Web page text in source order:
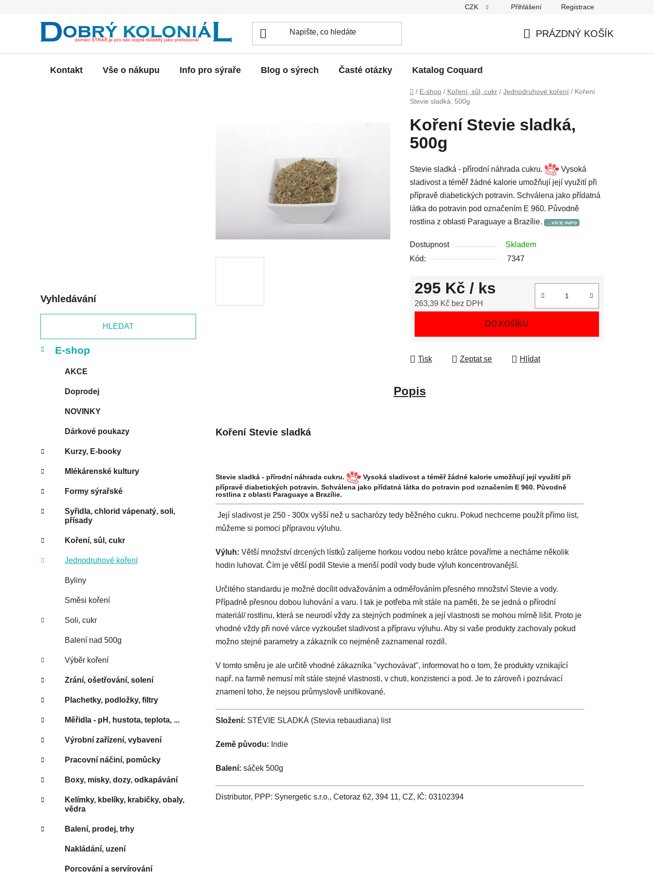
CZK Přihlášení Registrace
PRÁZDNÝ KOŠÍK
Kontakt Vše o nákupu Info pro sýraře Blog o sýrech Časté otázky Katalog Coquard
Domů
/ E-shop / Koření, sůl, cukr / Jednodruhové koření / Koření
Stevie sladká, 500g
Vyhledávání
HLEDAT
kategorie
K
a
E-shop
AKCE
Doprodej
NOVINKY
Dárkové poukazy
Kurzy, E-booky
Mlékárenské kultury
Formy sýrařské
Syřidla, chlorid vápenatý, soli,
přísady
Koření, sůl, cukr
Jednodruhové koření
Byliny
Směsi koření
Soli, cukr
Balení nad 500g
Výběr koření
Zrání, ošetřování, solení
Plachetky, podložky, filtry
Měřidla - pH, hustota, teplota, ...
Výrobní zařízení, vybavení
Pracovní náčiní, pomůcky
Boxy, misky, dozy, odkapávání
Kelímky, kbelíky, krabičky, obaly,
vědra
Balení, prodej, trhy
Nakládání, uzení
Porcování a servírování
Koření Stevie sladká,
500g
Stevie sladká - přírodní náhrada cukru.
Vysoká
sladivost a téměř žádné kalorie umožňují její využití při
přípravě diabetických potravin. Schválena jako přídatná
látka do potravin pod označením E 960. Původně
rostlina z oblasti Paraguaye a Brazílie.
Dostupnost
Skladem
Kód:
7347
295 Kč / ks
263,39 Kč bez DPH
DO KOŠÍKU
Tisk Zeptat se Hlídat
Popis
Koření Stevie sladká
Stevie sladká - přírodní náhrada cukru.
Vysoká sladivost a téměř žádné kalorie umožňují její využití při
přípravě diabetických potravin. Schválena jako přídatná látka do potravin pod označením E 960. Původně
rostlina z oblasti Paraguaye a Brazílie.
Její sladivost je 250 - 300x vyšší než u sacharózy tedy běžného cukru. Pokud nechceme použít přímo list,
můžeme si pomoci přípravou výluhu.
Výluh: Větší množství drcených lístků zalijeme horkou vodou nebo krátce povaříme a necháme několik
hodin luhovat. Čím je větší podíl Stevie a menší podíl vody bude výluh koncentrovanější.
Určitého standardu je možné docílit odvažováním a odměřováním přesného množství Stevie a vody.
Případně přesnou dobou luhování a varu. I tak je potřeba mít stále na paměti, že se jedná o přírodní
materiál/ rostlinu, která se neurodí vždy za stejných podmínek a její vlastnosti se mohou mírně lišit. Proto je
vhodné vždy při nové várce vyzkoušet sladivost a přípravu výluhu. Aby si vaše produkty zachovaly pokud
možno stejné parametry a zákazník co nejméně zaznamenal rozdíl.
V tomto směru je ale určitě vhodné zákazníka "vychovávat", informovat ho o tom, že produkty vznikající
např. na farmě nemusí mít stále stejné vlastnosti, v chuti, konzistenci a pod. Je to zároveň i poznávací
znamení toho, že nejsou průmyslově unifikované.
Složení: STÉVIE SLADKÁ (Stevia rebaudiana) list
Země původu: Indie
Balení: sáček 500g
Distributor, PPP: Synergetic s.r.o., Cetoraz 62, 394 11, CZ, IČ: 03102394